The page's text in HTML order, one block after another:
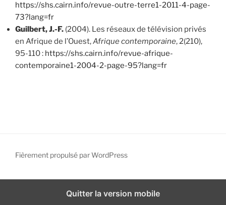
https://shs.cairn.info/revue-outre-terre1-2011-4-page-
73?lang=fr
Guilbert, J.-F. (2004). Les réseaux de télévision privés
en Afrique de l’Ouest,Afrique contemporaine, 2(210),
95-110 : https://shs.cairn.info/revue-afrique-
contemporaine1-2004-2-page-95?lang=fr
Fièrement propulsé par WordPress
Quitter la version mobile